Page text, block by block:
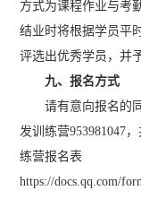
方式为课程作业与考
结业时将根据学员平
评选出优秀学员，并
九、报名方式
请有意向报名的
发训练营953981047
练营报名表
https://docs.qq.com/